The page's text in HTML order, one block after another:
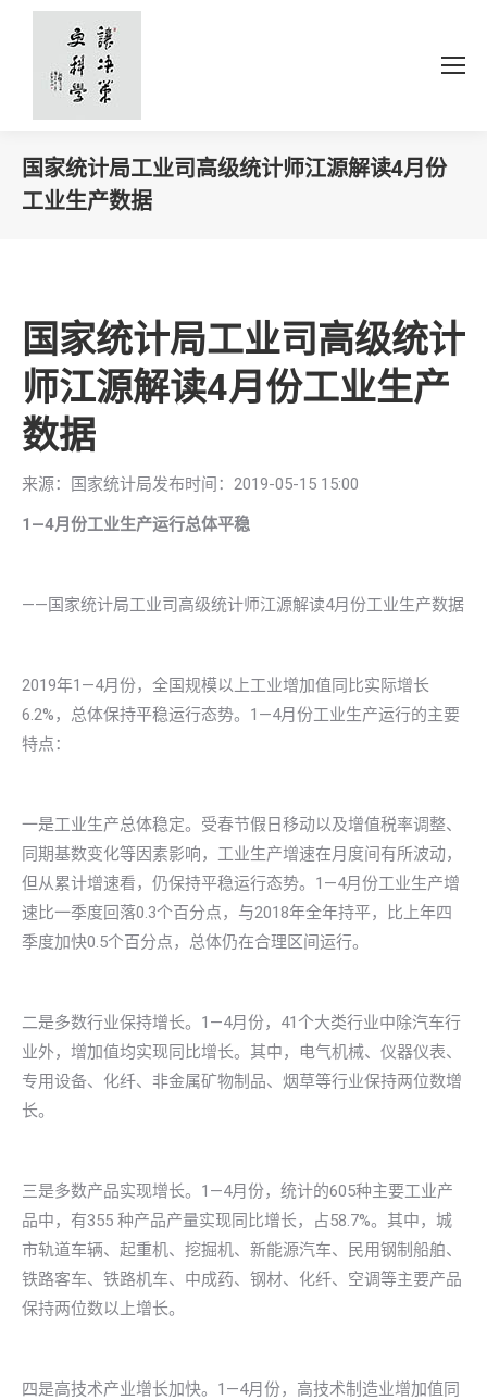
国家统计局工业司高级统计师江源解读4月份
工业生产数据
国家统计局工业司高级统计
师江源解读4月份工业生产
数据
来源：国家统计局发布时间：2019-05-15 15:00
1 —4月份工业生产运行总体平稳
——国家统计局工业司高级统计师江源解读4月份工业生产数据
2019年1—4月份，全国规模以上工业增加值同比实际增长
6.2%，总体保持平稳运行态势。1—4月份工业生产运行的主要
特点：
一是工业生产总体稳定。受春节假日移动以及增值税率调整、
同期基数变化等因素影响，工业生产增速在月度间有所波动，
但从累计增速看，仍保持平稳运行态势。1—4月份工业生产增
速比一季度回落0.3个百分点，与2018年全年持平，比上年四
季度加快0.5个百分点，总体仍在合理区间运行。
二是多数行业保持增长。1—4月份，41个大类行业中除汽车行
业外，增加值均实现同比增长。其中，电气机械、仪器仪表、
专用设备、化纤、非金属矿物制品、烟草等行业保持两位数增
长。
三是多数产品实现增长。1—4月份，统计的605种主要工业产
品中，有355 种产品产量实现同比增长，占58.7%。其中，城
市轨道车辆、起重机、挖掘机、新能源汽车、民用钢制船舶、
铁路客车、铁路机车、中成药、钢材、化纤、空调等主要产品
保持两位数以上增长。
四是高技术产业增长加快。1—4月份，高技术制造业增加值同